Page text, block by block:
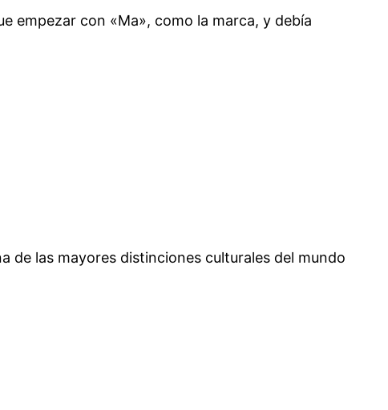
empezar con «Ma», como la marca, y debía
de las mayores distinciones culturales del mundo